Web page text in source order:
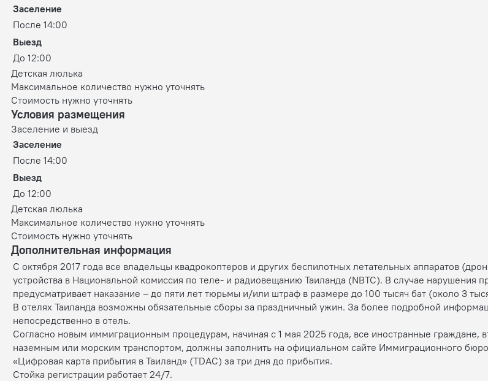
Заселение
После 14:00
Выезд
До 12:00
Детская люлька
Максимальное количество нужно уточнять
Стоимость нужно уточнять
Условия размещения
Заселение и выезд
Заселение
После 14:00
Выезд
До 12:00
Детская люлька
Максимальное количество нужно уточнять
Стоимость нужно уточнять
Дополнительная информация
С октября 2017 года все владельцы квадрокоптеров и других беспилотных летательных аппаратов
устройства в Национальной комиссия по теле- и радиовещанию Таиланда (NBTC). В случае нарушения
предусматривает наказание – до пяти лет тюрьмы и/или штраф в размере до 100 тысяч бат (около 3
В отелях Таиланда возможны обязательные сборы за праздничный ужин. За более подробной
непосредственно в отель.
Согласно новым иммиграционным процедурам, начиная с 1 мая 2025 года, все иностранные
наземным или морским транспортом, должны заполнить на официальном сайте Иммиграционного
«Цифровая карта прибытия в Таиланд» (TDAC) за три дня до прибытия.
Стойка регистрации работает 24/7.